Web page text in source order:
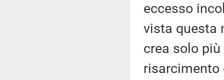
eccesso
vista questa
crea solo
risarcimento